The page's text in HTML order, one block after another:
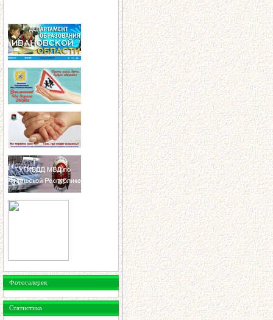
Фотогалерея
Статистика